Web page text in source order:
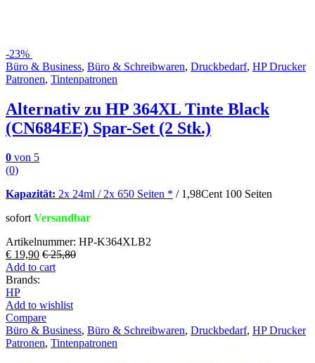
-23%
Büro & Business, Büro & Schreibwaren, Druckbedarf, HP Drucker
Patronen, Tintenpatronen
Alternativ zu HP 364XL Tinte Black
(CN684EE) Spar-Set (2 Stk.)
0 von 5
(0)
Kapazität: 2x 24ml / 2x 650 Seiten * / 1,98Cent 100 Seiten
sofortVersandbar
Artikelnummer: HP-K364XLB2
€ 19,90 €25,80
Add to cart
Brands:
HP
Add to wishlist
Compare
Büro & Business, Büro & Schreibwaren, Druckbedarf, HP Drucker
Patronen, Tintenpatronen